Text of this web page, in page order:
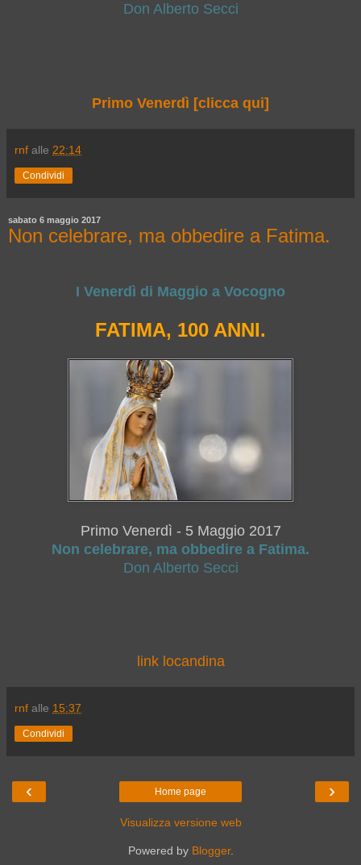
Don Alberto Secci
Primo Venerdì [clicca qui]
rnf alle 22:14
Condividi
sabato 6 maggio 2017
Non celebrare, ma obbedire a Fatima.
I Venerdì di Maggio a Vocogno
FATIMA, 100 ANNI.
Primo Venerdì - 5 Maggio 2017
Non celebrare, ma obbedire a Fatima.
Don Alberto Secci
link locandina
rnf alle 15:37
Condividi
‹ ›
Home page
Visualizza versione web
Powered by Blogger.